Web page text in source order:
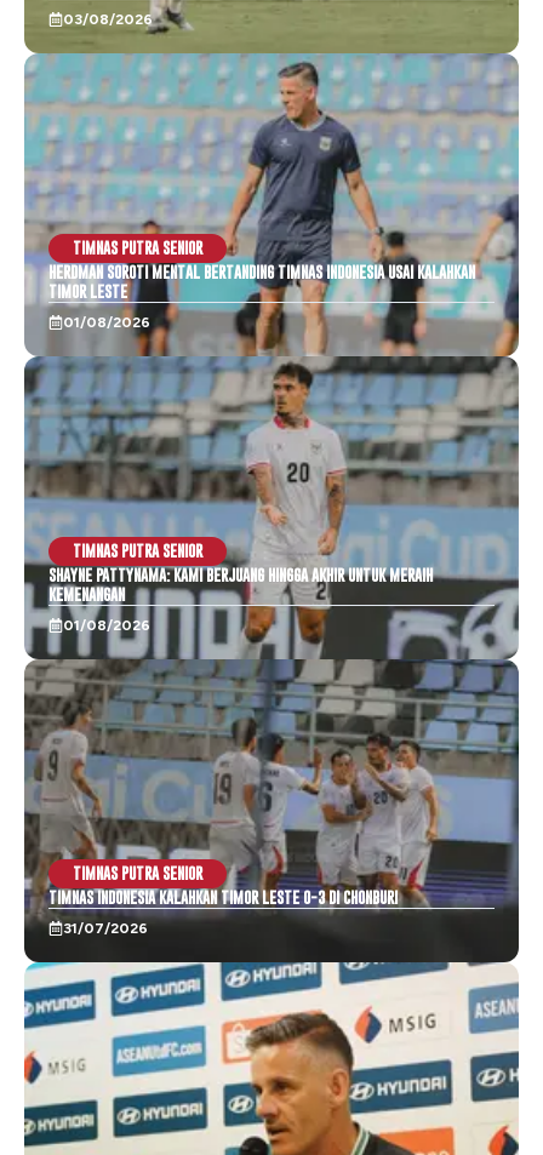
03/08/2026
TIMNAS PUTRA SENIOR
HERDMAN SOROTI MENTAL BERTANDING TIMNAS INDONESIA USAI KALAHKAN
TIMOR LESTE
01/08/2026
TIMNAS PUTRA SENIOR
SHAYNE PATTYNAMA: KAMI BERJUANG HINGGA AKHIR UNTUK MERAIH
KEMENANGAN
01/08/2026
TIMNAS PUTRA SENIOR
TIMNAS INDONESIA KALAHKAN TIMOR LESTE 0-3 DI CHONBURI
31/07/2026